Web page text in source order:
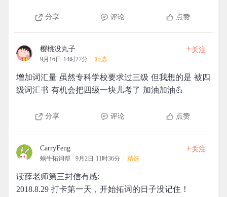
分享 评论 点赞
樱桃没丸子
9月16日 14时27分 精选
+关注
增加词汇量 虽然专科学校要求过三级 但我想的是 被四
级词汇书 有机会把四级一块儿考了 加油加油💪
分享 评论 点赞
CarryFeng
蜗牛拓词帮 9月2日 11时36分 精选
+关注
读薛老师第三封信有感:
2018.8.29 打卡第一天，开始拓词的日子没记住！